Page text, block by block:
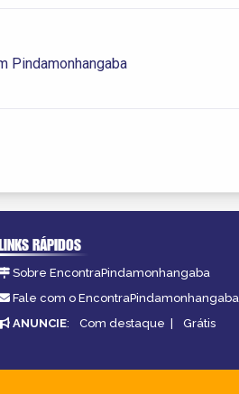
Pindamonhangaba
RÁPIDOS
Sobre EncontraPindamonhangaba
Fale com o EncontraPindamonhangaba
ANUNCIE: Com destaque | Grátis